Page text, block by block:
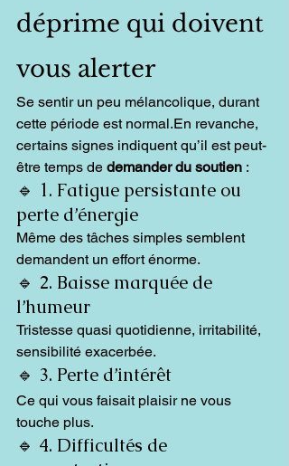
déprime qui doivent
vous alerter
Se sentir un peu mélancolique, durant
cette période est normal.En revanche,
certains signes indiquent qu’il est peut-
être temps de demander du soutien :
🔹 1. Fatigue persistante ou
perte d’énergie
Même des tâches simples semblent
demandent un effort énorme.
🔹 2. Baisse marquée de
l’humeur
Tristesse quasi quotidienne, irritabilité,
sensibilité exacerbée.
🔹 3. Perte d’intérêt
Ce qui vous faisait plaisir ne vous
touche plus.
🔹 4. Difficultés de